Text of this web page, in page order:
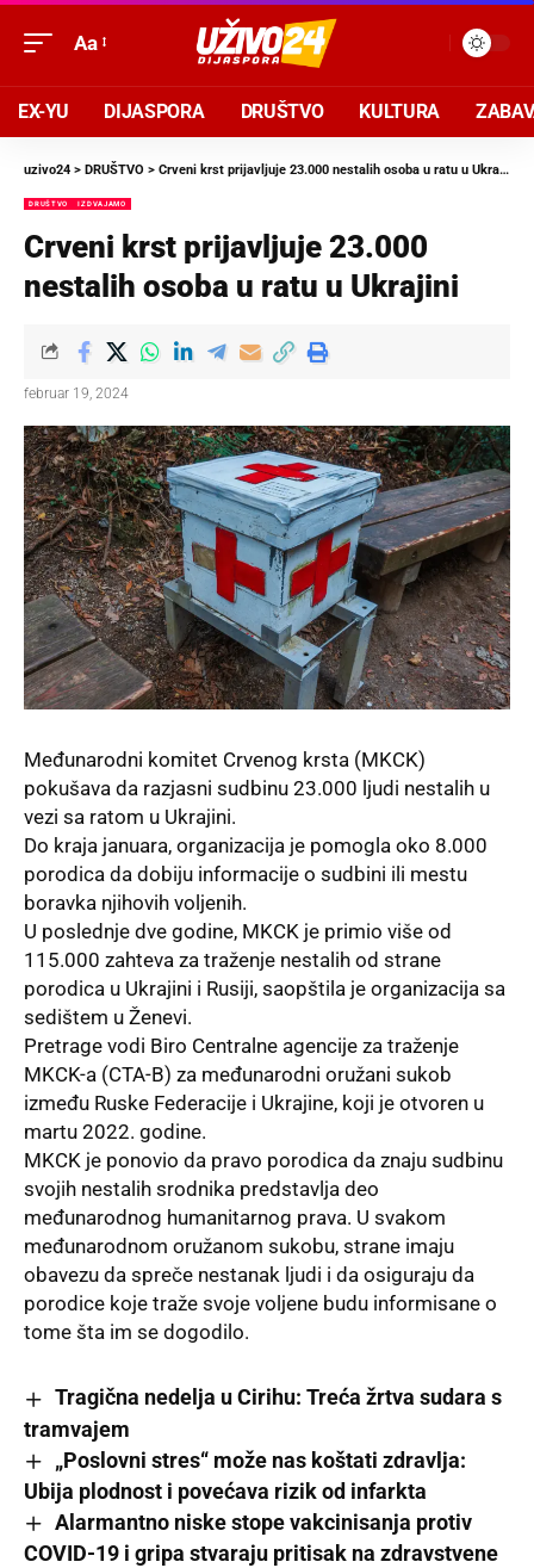
Aa
EX-YU DIJASPORA DRUŠTVO KULTURA
uzivo24 > DRUŠTVO > Crveni krst prijavljuje 23.000 nestalih osoba u ratu u Ukrajini
DRUŠTVO IZDVAJAMO
Crveni krst prijavljuje 23.000
nestalih osoba u ratu u Ukrajini
februar 19, 2024
Međunarodni komitet Crvenog krsta (MKCK)
pokušava da razjasni sudbinu 23.000 ljudi nestalih u
vezi sa ratom u Ukrajini.
Do kraja januara, organizacija je pomogla oko 8.000
porodica da dobiju informacije o sudbini ili mestu
boravka njihovih voljenih.
U poslednje dve godine, MKCK je primio više od
115.000 zahteva za traženje nestalih od strane
porodica u Ukrajini i Rusiji, saopštila je organizacija sa
sedištem u Ženevi.
Pretrage vodi Biro Centralne agencije za traženje
MKCK-a (CTA-B) za međunarodni oružani sukob
između Ruske Federacije i Ukrajine, koji je otvoren u
martu 2022. godine.
MKCK je ponovio da pravo porodica da znaju sudbinu
svojih nestalih srodnika predstavlja deo
međunarodnog humanitarnog prava. U svakom
međunarodnom oružanom sukobu, strane imaju
obavezu da spreče nestanak ljudi i da osiguraju da
porodice koje traže svoje voljene budu informisane o
tome šta im se dogodilo.
Tragična nedelja u Cirihu: Treća žrtva sudara s
tramvajem
„Poslovni stres“ može nas koštati zdravlja:
Ubija plodnost i povećava rizik od infarkta
Alarmantno niske stope vakcinisanja protiv
COVID-19 i gripa stvaraju pritisak na zdravstvene